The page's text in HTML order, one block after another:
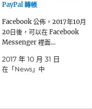
PayPal 轉帳
Facebook 公佈，2017年10月
20日後，可以在 Facebook
Messenger 裡面…
2017 年 10 月 31 日
在「News」中